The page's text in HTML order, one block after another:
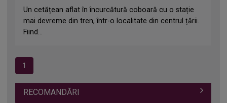
Un cetățean aflat în încurcătură coboară cu o stație
mai devreme din tren, într-o localitate din centrul țării.
Fiind...
1
RECOMANDĂRI